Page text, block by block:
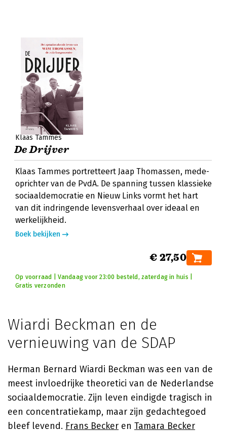
Klaas Tammes
De Drijver
Klaas Tammes portretteert Jaap Thomassen, mede-
oprichter van de PvdA. De spanning tussen klassieke
sociaaldemocratie en Nieuw Links vormt het hart
van dit indringende levensverhaal over ideaal en
werkelijkheid.
Boek bekijken
€ 27,50
Op voorraad | Vandaag voor 23:00 besteld, zaterdag in huis |
Gratis verzonden
Wiardi Beckman en de
vernieuwing van de SDAP
Herman Bernard Wiardi Beckman was een van de
meest invloedrijke theoretici van de Nederlandse
sociaaldemocratie. Zijn leven eindigde tragisch in
een concentratiekamp, maar zijn gedachtegoed
bleef levend. Frans Becker en Tamara Becker